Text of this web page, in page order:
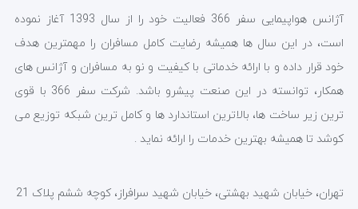
آژانس هواپیمایی سفر 366 فعالیت خود را از سال 1393 آغاز نموده
است، در این سال ها همیشه رضایت کامل مسافران را مهمترین هدف
خود قرار داده و با ارائه خدماتی با کیفیت و نو به مسافران و آژانس های
همکار، توانسته در این صنعت پیشرو باشد. شرکت سفر 366 با قوی
ترین زیر ساخت ها، بالاترین استاندارد ها و کامل ترین شبکه توزیع می
کوشد تا همیشه بهترین خدمات را ارائه نماید .
تهران، خیابان شهید بهشتی، خیابان شهید سرافراز، کوچه ششم پلاک 21